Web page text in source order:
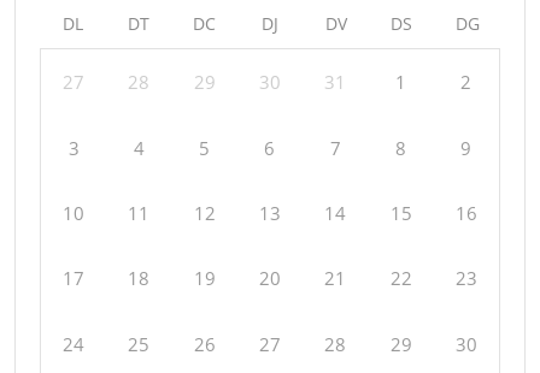
DL DT DC DJ DV DS DG
27 28 29 30 31 1 2
3 4 5 6 7 8 9
10 11 12 13 14 15 16
17 18 19 20 21 22 23
24 25 26 27 28 29 30